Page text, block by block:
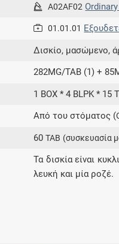
νόσους,
A02AF02
01.01.01
Δισκίο, μασώμενο,
282MG/TAB (1) +
1 BOX * 4 BLPK * 15
Από του στόματος (
60TAB (συσκευασία
Τα δισκία είναι
λευκή και μία ροζέ.